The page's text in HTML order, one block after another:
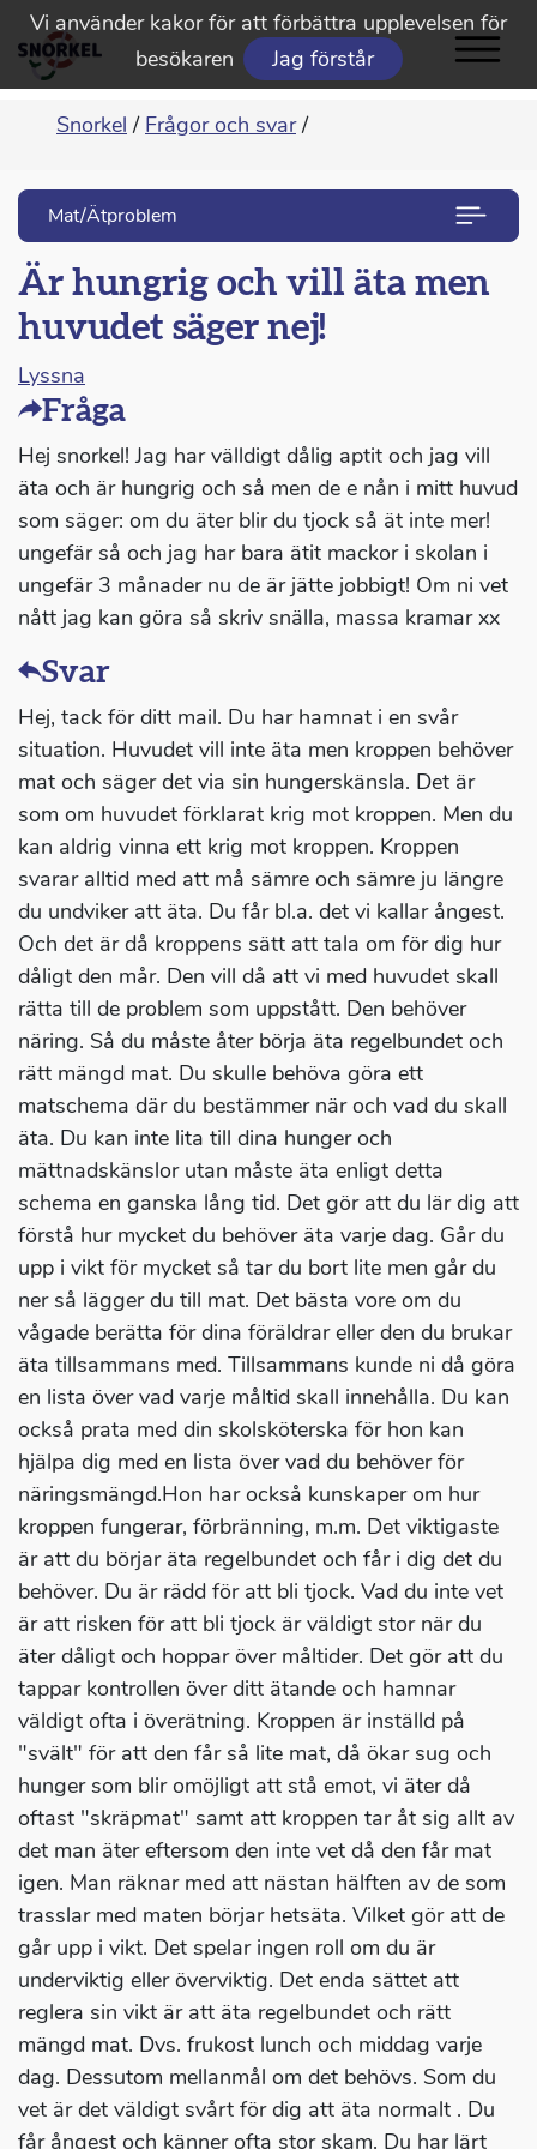
Vi använder kakor för att förbättra upplevelsen för
besökaren
Jag förstår
Snorkel / Frågor och svar /
Mat/Ätproblem
Är hungrig och vill äta men
huvudet säger nej!
Lyssna
Fråga
Hej snorkel! Jag har välldigt dålig aptit och jag vill
äta och är hungrig och så men de e nån i mitt huvud
som säger: om du äter blir du tjock så ät inte mer!
ungefär så och jag har bara ätit mackor i skolan i
ungefär 3 månader nu de är jätte jobbigt! Om ni vet
nått jag kan göra så skriv snälla, massa kramar xx
Svar
Hej, tack för ditt mail. Du har hamnat i en svår
situation. Huvudet vill inte äta men kroppen behöver
mat och säger det via sin hungerskänsla. Det är
som om huvudet förklarat krig mot kroppen. Men du
kan aldrig vinna ett krig mot kroppen. Kroppen
svarar alltid med att må sämre och sämre ju längre
du undviker att äta. Du får bl.a. det vi kallar ångest.
Och det är då kroppens sätt att tala om för dig hur
dåligt den mår. Den vill då att vi med huvudet skall
rätta till de problem som uppstått. Den behöver
näring. Så du måste åter börja äta regelbundet och
rätt mängd mat. Du skulle behöva göra ett
matschema där du bestämmer när och vad du skall
äta. Du kan inte lita till dina hunger och
mättnadskänslor utan måste äta enligt detta
schema en ganska lång tid. Det gör att du lär dig att
förstå hur mycket du behöver äta varje dag. Går du
upp i vikt för mycket så tar du bort lite men går du
ner så lägger du till mat. Det bästa vore om du
vågade berätta för dina föräldrar eller den du brukar
äta tillsammans med. Tillsammans kunde ni då göra
en lista över vad varje måltid skall innehålla. Du kan
också prata med din skolsköterska för hon kan
hjälpa dig med en lista över vad du behöver för
näringsmängd.Hon har också kunskaper om hur
kroppen fungerar, förbränning, m.m. Det viktigaste
är att du börjar äta regelbundet och får i dig det du
behöver. Du är rädd för att bli tjock. Vad du inte vet
är att risken för att bli tjock är väldigt stor när du
äter dåligt och hoppar över måltider. Det gör att du
tappar kontrollen över ditt ätande och hamnar
väldigt ofta i överätning. Kroppen är inställd på
"svält" för att den får så lite mat, då ökar sug och
hunger som blir omöjligt att stå emot, vi äter då
oftast "skräpmat" samt att kroppen tar åt sig allt av
det man äter eftersom den inte vet då den får mat
igen. Man räknar med att nästan hälften av de som
trasslar med maten börjar hetsäta. Vilket gör att de
går upp i vikt. Det spelar ingen roll om du är
underviktig eller överviktig. Det enda sättet att
reglera sin vikt är att äta regelbundet och rätt
mängd mat. Dvs. frukost lunch och middag varje
dag. Dessutom mellanmål om det behövs. Som du
vet är det väldigt svårt för dig att äta normalt . Du
får ångest och känner ofta stor skam. Du har lärt